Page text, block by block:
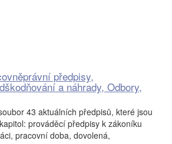
předpisy,
a náhrady, Odbory,
43 aktuálních předpisů, které jsou
prováděcí předpisy k zákoníku
pracovní doba, dovolená,